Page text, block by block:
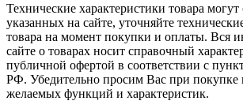
Технические характеристики товара могут
указанных на сайте, уточняйте
товара на момент покупки и оплаты. Вся
сайте о товарах носит справочный
публичной офертой в соответствии с
РФ. Убедительно просим Вас при покупке
желаемых функций и характеристик.